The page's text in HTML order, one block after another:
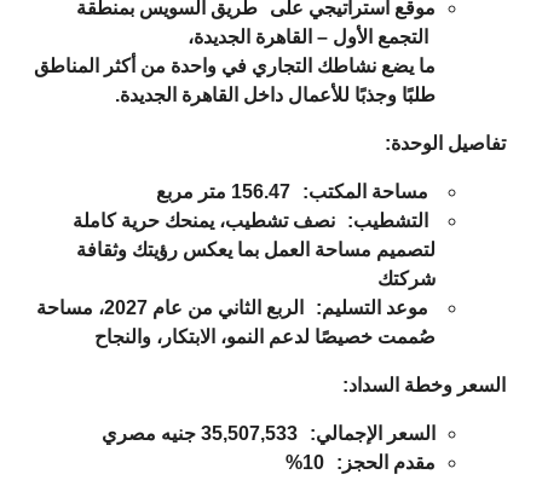
موقع استراتيجي على طريق السويسبمنطقة
التجمع الأول – القاهرة الجديدة،
ما يضع نشاطك التجاري في واحدة من أكثر المناطق
طلبًا وجذبًا للأعمال داخل القاهرة الجديدة.
تفاصيل الوحدة:
مساحة المكتب: 156.47 متر مربع
التشطيب: نصف تشطيب، يمنحك حرية كاملة
لتصميم مساحة العمل بما يعكس رؤيتك وثقافة
شركتك
موعد التسليم: الربع الثاني من عام 2027
، مساحة
صُممت خصيصًا لدعم النمو، الابتكار، والنجاح
السعر وخطة السداد:
السعر الإجمالي: 35,507,533 جنيه مصري
مقدم الحجز: 10%